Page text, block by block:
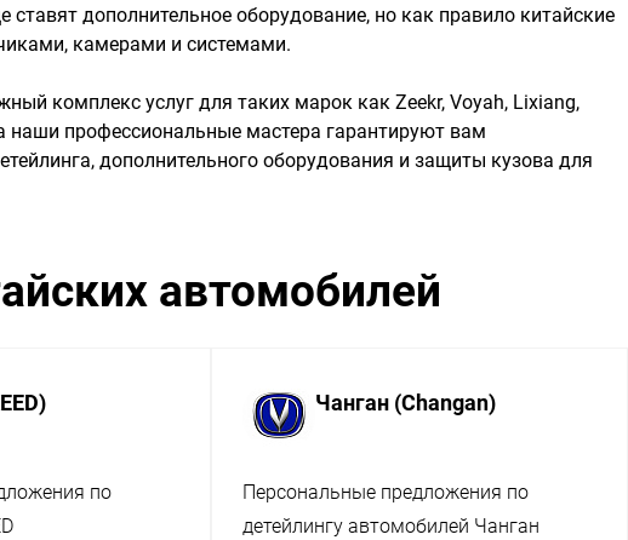
дополнительное оборудование, но как правило китайские
камерами и системами.
комплекс услуг для таких марок как Zeekr, Voyah, Lixiang,
наши профессиональные мастера гарантируют вам
дополнительного оборудования и защиты кузова для
автомобилей
по
Чанган (Changan)
Персональные предложения по
детейлингу автомобилей Чанган